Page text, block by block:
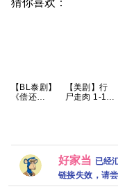
【BL泰剧】
《偿还
字】【共10
集】
【美剧】行
尸走肉 1-11
好家当 已经
链接失效，请